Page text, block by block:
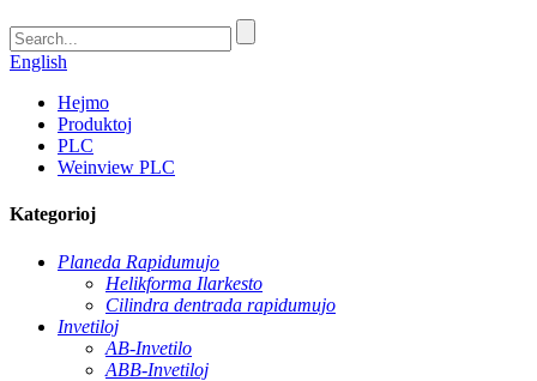
English
Hejmo
Produktoj
PLC
Weinview PLC
Kategorioj
Planeda Rapidumujo
Helikforma Ilarkesto
Cilindra dentrada rapidumujo
Invetiloj
AB-Invetilo
ABB-Invetiloj